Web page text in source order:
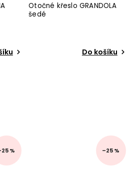
Otočné křeslo GRANDOLA
šedé
Do košíku
% –25 %